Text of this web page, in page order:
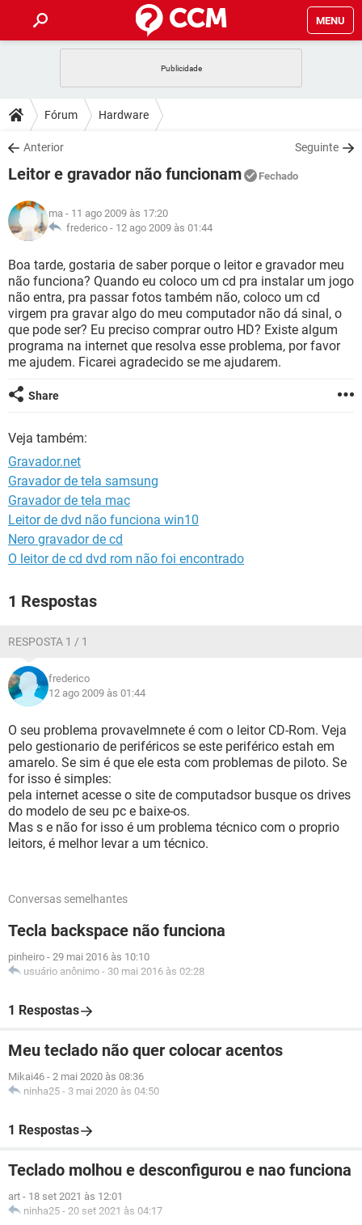
MENU
CELULAR
OUTLOOK
INSTAGRAM GMAIL
GUIA DE COMPRAS
DICAS
JOGOS
INSTAGRAM
GUIA DE COMPRAS
DOWNLOADS
JOGOS WHATSAPP
CELULAR
OUTLOOK EXCEL
INSTAGRAM
GUIA DE COMPRAS
JOGOS
CELULAR
OUTLOOK EXCEL
INSTAGRAM GMAIL
GUIA DE COMPRAS
GLOSSÁRIO
WHATSAPP
CELULAR FACEBOOK
OUTLOOK EXCEL
INSTAGRAM
GUIA DE COMPRAS
Fórum Hardware
Anterior Seguinte
Leitor e gravador não funcionam Fechado
ma - 11 ago 2009 às 17:20
frederico - 12 ago 2009 às 01:44
Boa tarde, gostaria de saber porque o leitor e gravador meu
não funciona? Quando eu coloco um cd pra instalar um jogo
não entra, pra passar fotos também não, coloco um cd
virgem pra gravar algo do meu computador não dá sinal, o
que pode ser? Eu preciso comprar outro HD? Existe algum
programa na internet que resolva esse problema, por favor
me ajudem. Ficarei agradecido se me ajudarem.
Share
Veja também:
Gravador.net
Gravador de tela samsung
Gravador de tela mac
Leitor de dvd não funciona win10
Nero gravador de cd
O leitor de cd dvd rom não foi encontrado
1 Respostas
RESPOSTA 1 / 1
frederico
12 ago 2009 às 01:44
O seu problema provavelmnete é com o leitor CD-Rom. Veja
pelo gestionario de periféricos se este periférico estah em
amarelo. Se sim é que ele esta com problemas de piloto. Se
for isso é simples:
pela internet acesse o site de computadsor busque os drives
do modelo de seu pc e baixe-os.
Mas s e não for isso é um problema técnico com o proprio
leitors, é melhor levar a um técnico.
Conversas semelhantes
Tecla backspace não funciona
pinheiro - 29 mai 2016 às 10:10
usuário anônimo - 30 mai 2016 às 02:28
1 Respostas
Meu teclado não quer colocar acentos
Mikai46 - 2 mai 2020 às 08:36
ninha25 - 3 mai 2020 às 04:50
1 Respostas
Teclado molhou e desconfigurou e nao funciona
art - 18 set 2021 às 12:01
ninha25 - 20 set 2021 às 04:17